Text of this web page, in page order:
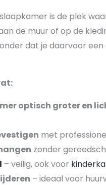
is de plek
de muur of op de
dat je daarvoor
optisch groter en
met
zonder
– veilig, ook voor
– ideaal voor